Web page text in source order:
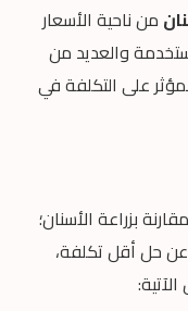
من ناحية الأسعار
والعديد من
على التكلفة في
بزراعة الأسنان؛
عن حل أقل تكلفة،